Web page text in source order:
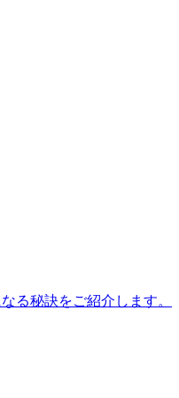
る秘訣をご紹介します。